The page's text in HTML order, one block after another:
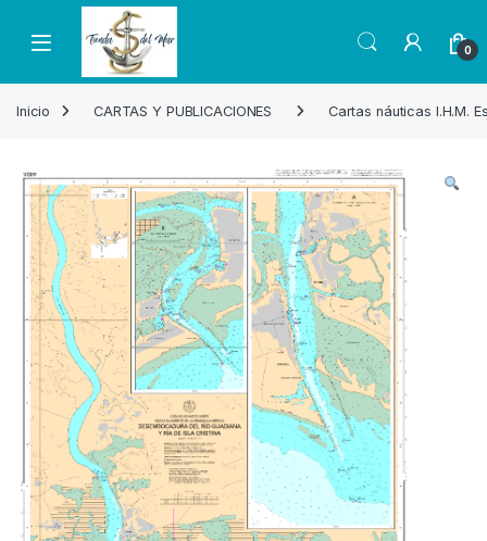
Skip to navigation
Skip to content
Open 0
Inicio CARTAS Y PUBLICACIONES Cartas náuticas I.H.M.